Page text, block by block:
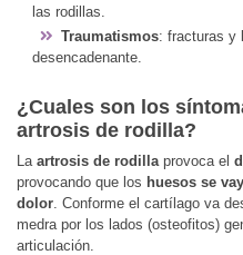
las rodillas.
Traumatismos: fracturas y
desencadenante.
¿Cuales son los
artrosis de rodilla?
La artrosis de rodilla provoca el
provocando que los huesos se
dolor . Conforme el cartílago va
medra por los lados (osteofitos)
articulación.